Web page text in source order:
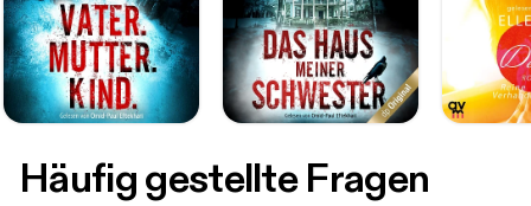
Häufig gestellte Fragen